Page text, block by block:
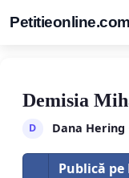
Petitieonline.com
Demisia
D Dana Hering
Publică pe